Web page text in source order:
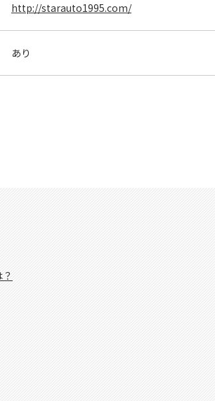
http://starauto1995.com/
あり